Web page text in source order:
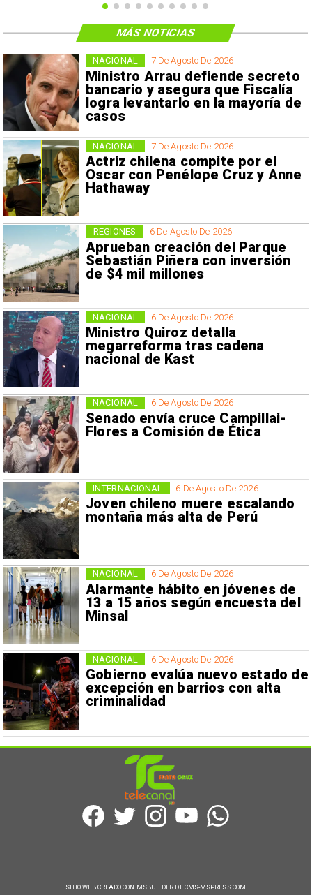
7 De Agosto De 2026
Ministro Arrau defiende secreto
bancario y asegura que Fiscalía
logra levantarlo en la mayoría de
casos
NACIONAL
7 De Agosto De 2026
Actriz chilena compite por el
Oscar con Penélope Cruz y Anne
Hathaway
NACIONAL
6 De Agosto De 2026
Aprueban creación del Parque
Sebastián Piñera con inversión
de $4 mil millones
REGIONES
6 De Agosto De 2026
Ministro Quiroz detalla
megarreforma tras cadena
nacional de Kast
NACIONAL
6 De Agosto De 2026
Senado envía cruce Campillai-
Flores a Comisión de Ética
NACIONAL
6 De Agosto De 2026
Joven chileno muere escalando
montaña más alta de Perú
INTERNACIONAL
6 De Agosto De 2026
Alarmante hábito en jóvenes de
13 a 15 años según encuesta del
Minsal
NACIONAL
6 De Agosto De 2026
Gobierno evalúa nuevo estado de
excepción en barrios con alta
criminalidad
NACIONAL
MÁS NOTICIAS
SITIO WEB CREADO CON MSBUILDER DE CMS-MSPRESS.COM